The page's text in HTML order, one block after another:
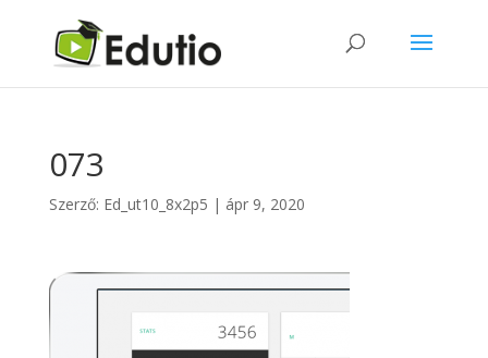
073
Szerző: Ed_ut10_8x2p5 | ápr 9, 2020